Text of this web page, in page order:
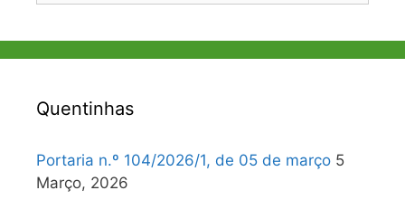
Quentinhas
Portaria n.º 104/2026/1, de 05 de março 5
Março, 2026